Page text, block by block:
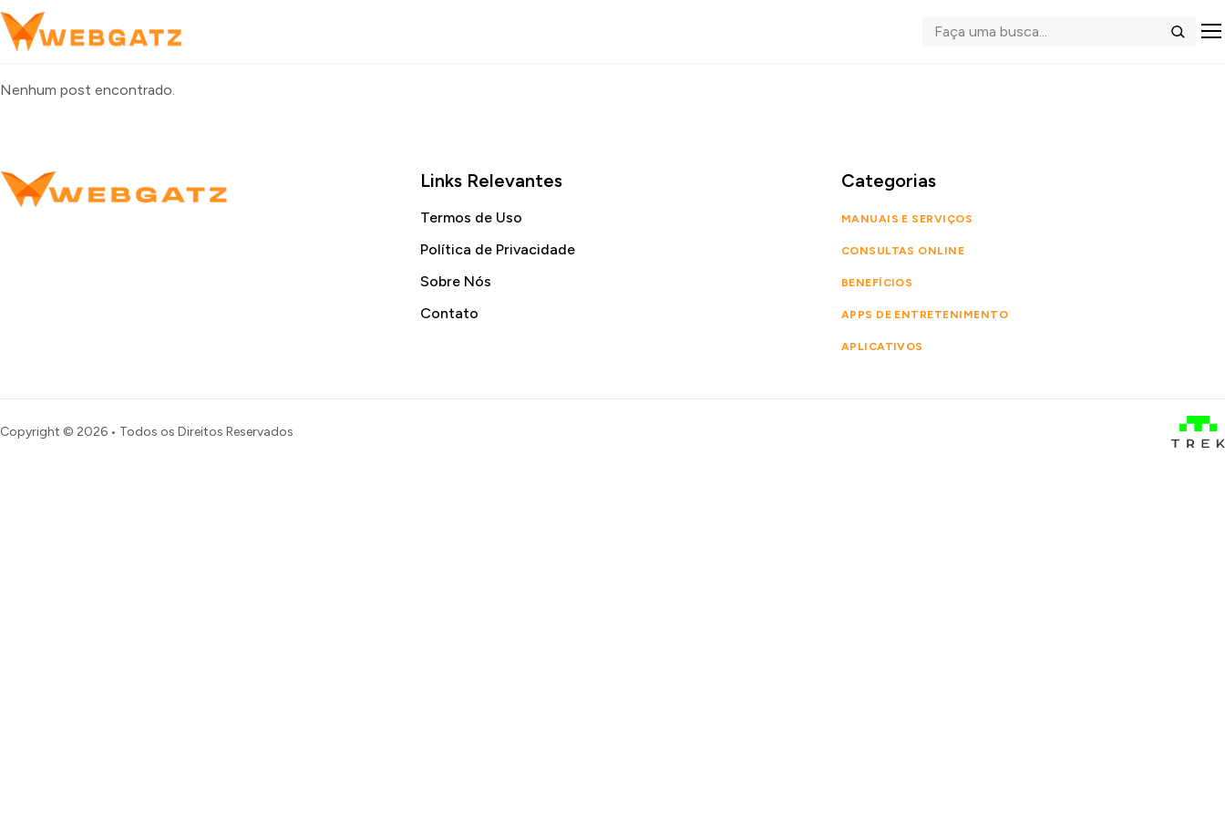
Buscar
Nenhum post encontrado.
Links Relevantes
Termos de Uso
Política de Privacidade
Sobre Nós
Contato
Categorias
MANUAIS E SERVIÇOS
CONSULTAS ONLINE
BENEFÍCIOS
APPS DE ENTRETENIMENTO
APLICATIVOS
Copyright © 2026 • Todos os Direitos Reservados